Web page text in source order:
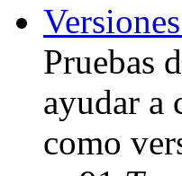
Pruebas
ayudar a
como